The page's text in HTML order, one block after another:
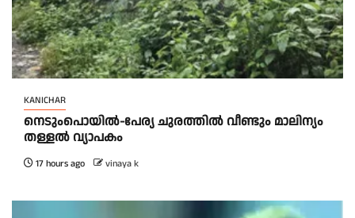
KANICHAR
നെടുംപൊയിൽ-പേര്യ ചുരത്തിൽ വീണ്ടും മാലിന്യം
തള്ളൽ വ്യാപകം
17 hours ago vinaya k